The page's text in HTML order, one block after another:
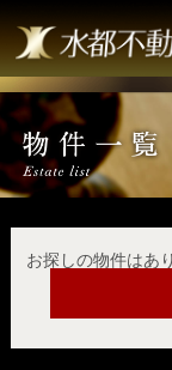
お探しの物件はあ